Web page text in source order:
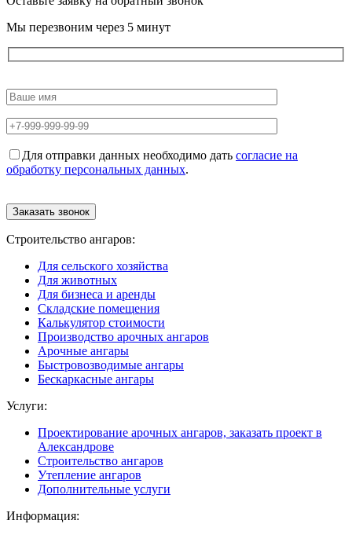
Мы перезвоним через 5 минут
Для отправки данных необходимо дать согласие на
обработку персональных данных.
Строительство ангаров:
Для сельского хозяйства
Для животных
Для бизнеса и аренды
Складские помещения
Калькулятор стоимости
Производство арочных ангаров
Арочные ангары
Быстровозводимые ангары
Бескаркасные ангары
Услуги:
Проектирование арочных ангаров, заказать проект в
Александрове
Строительство ангаров
Утепление ангаров
Дополнительные услуги
Информация: